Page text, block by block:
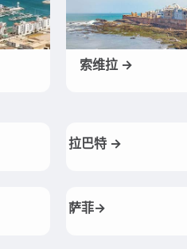
索维拉 →
拉巴特 →
萨菲→